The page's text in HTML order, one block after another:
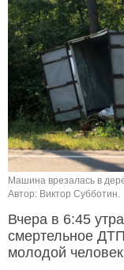
Машина врезалась в
Автор: Виктор Субботин.
Вчера в 6:45
смертельное
молодой